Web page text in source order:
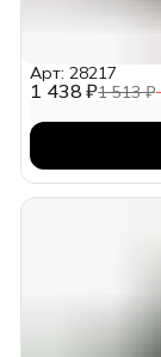
1 438 ₽1 513 ₽
Арт: 28217